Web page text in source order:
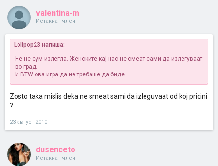
valentina-m
Истакнат член
Lolipop23 напиша:
Не не сум излегла. Женските кај нас не смеат сами да излегуваат
во град.
И BTW ова игра да не требаше да биде
Zosto taka mislis deka ne smeat sami da izleguvaat od koj pricini
?
23 август 2010
dusenceto
Истакнат член